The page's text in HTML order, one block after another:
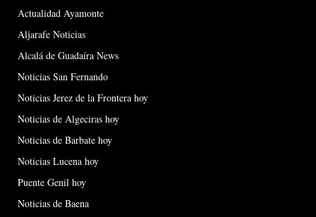
Actualidad Ayamonte
Aljarafe Noticias
Alcalá de Guadaíra News
Noticias San Fernando
Noticias Jerez de la Frontera hoy
Noticias de Algeciras hoy
Noticias de Barbate hoy
Noticias Lucena hoy
Puente Genil hoy
Noticias de Baena